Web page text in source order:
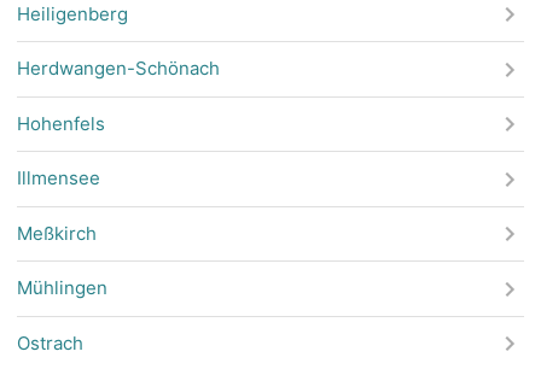
Heiligenberg
Herdwangen-Schönach
Hohenfels
Illmensee
Meßkirch
Mühlingen
Ostrach